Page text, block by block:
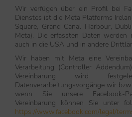
Wir verfügen über ein Profil bei
Dienstes ist die Meta Platforms
Square, Grand Canal Harbour,
Meta). Die erfassten Daten werden
auch in die USA und in andere
Wir haben mit Meta eine
Verarbeitung (Controller
Vereinbarung wird
Datenverarbeitungsvorgänge wir
wenn Sie unsere Facebook-
Vereinbarung können Sie unter
https://www.facebook.com/legal/